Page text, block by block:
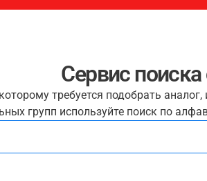
Сервис
требуется подобрать
групп используйте поиск по